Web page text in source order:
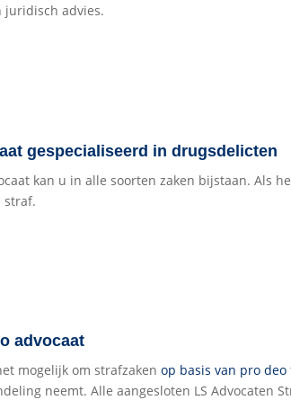
juridisch advies.
gespecialiseerd in drugsdelicten
kan u in alle soorten zaken bijstaan. Als
straf.
advocaat
mogelijk om strafzakenop basis van pro deo
neemt. Alle aangesloten LS Advocaten